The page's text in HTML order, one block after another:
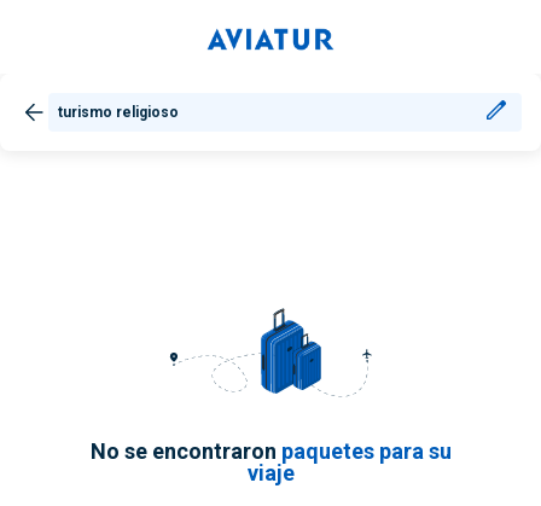
turismo religioso
No se encontraron paquetes para su
viaje